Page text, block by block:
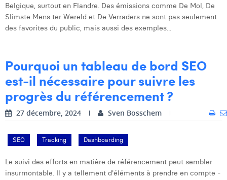
Belgique, surtout en Flandre. Des émissions comme De Mol, De
Slimste Mens ter Wereld et De Verraders ne sont pas seulement
des favorites du public, mais aussi des exemples...
Pourquoi un tableau de bord SEO
est-il nécessaire pour suivre les
progrès du référencement ?
27 décembre, 2024 Sven Bosschem
SEO Tracking Dashboarding
Le suivi des efforts en matière de référencement peut sembler
insurmontable. Il y a tellement d'éléments à prendre en compte -